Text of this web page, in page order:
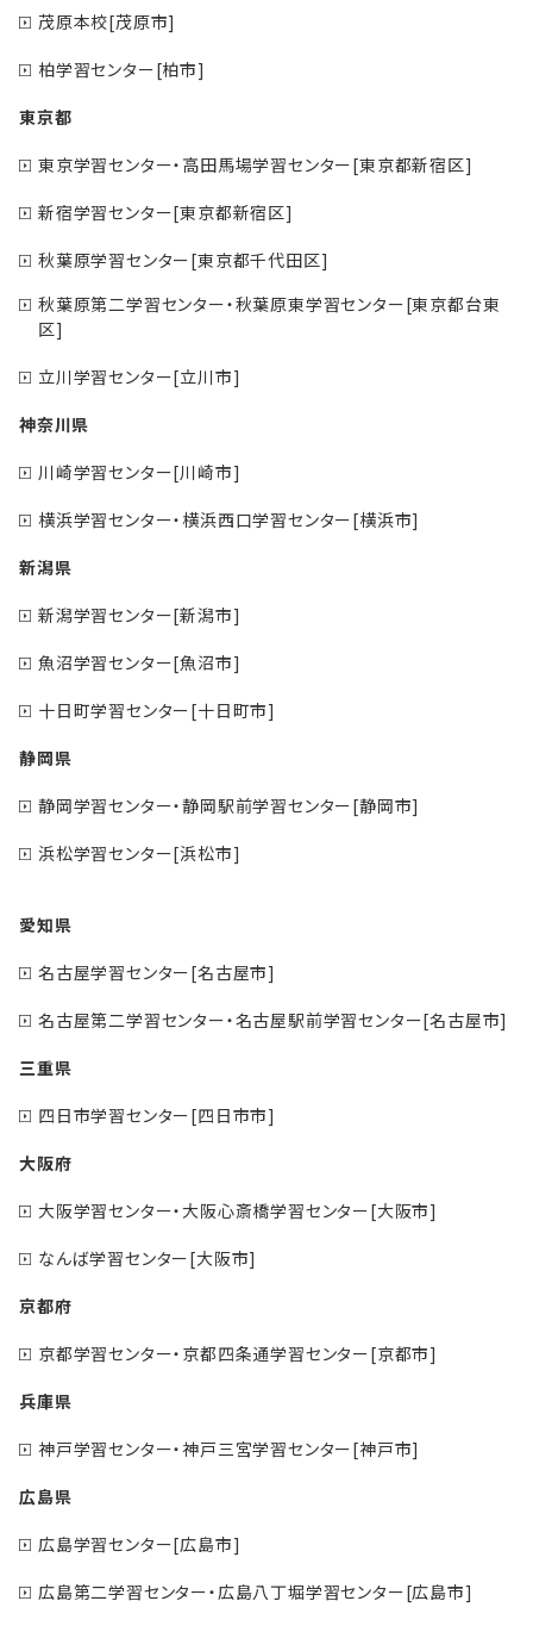
茂原本校[茂原市]
柏学習センター[柏市]
東京都
東京学習センター・高田馬場学習センター[東京都新宿区]
新宿学習センター[東京都新宿区]
秋葉原学習センター[東京都千代田区]
秋葉原第二学習センター・秋葉原東学習センター[東京都台東
区]
立川学習センター[立川市]
神奈川県
川崎学習センター[川崎市]
横浜学習センター・横浜西口学習センター[横浜市]
新潟県
新潟学習センター[新潟市]
魚沼学習センター[魚沼市]
十日町学習センター[十日町市]
静岡県
静岡学習センター・静岡駅前学習センター[静岡市]
浜松学習センター[浜松市]
愛知県
名古屋学習センター[名古屋市]
名古屋第二学習センター・名古屋駅前学習センター[名古屋市]
三重県
四日市学習センター[四日市市]
大阪府
大阪学習センター・大阪心斎橋学習センター[大阪市]
なんば学習センター[大阪市]
京都府
京都学習センター・京都四条通学習センター[京都市]
兵庫県
神戸学習センター・神戸三宮学習センター[神戸市]
広島県
広島学習センター[広島市]
広島第二学習センター・広島八丁堀学習センター[広島市]